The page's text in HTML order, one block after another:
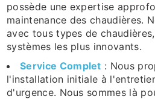
possède une expertise
maintenance des chaudières.
avec tous types de
systèmes les plus innovants.
Service Complet : Nous
l'installation initiale à
d'urgence. Nous sommes là